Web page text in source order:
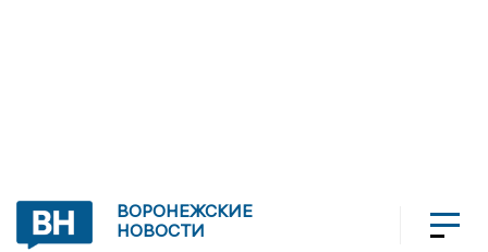
ВОРОНЕЖСКИЕ
НОВОСТИ